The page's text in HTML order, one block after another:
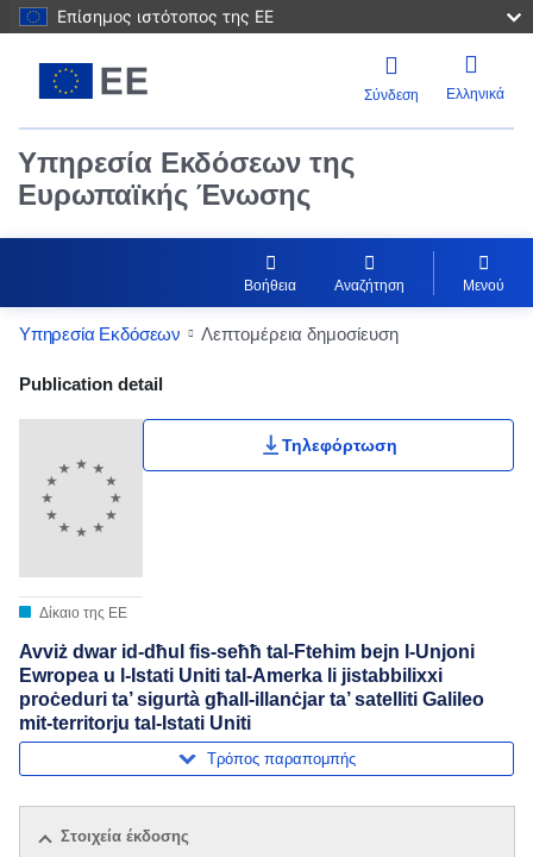
Επίσημος ιστότοπος της ΕΕ
Σύνδεση Ελληνικά
Υπηρεσία Εκδόσεων της
Ευρωπαϊκής Ένωσης
Βοήθεια Αναζήτηση Μενού
Υπηρεσία Εκδόσεων Λεπτομέρεια δημοσίευση
Publication Detail Actions Portlet
Publication detail
Δίκαιο της ΕΕ
Τηλεφόρτωση
Avviż dwar id-dħul fis-seħħ tal-Ftehim bejn l-Unjoni
Ewropea u l-Istati Uniti tal-Amerka li jistabbilixxi
proċeduri ta’ sigurtà għall-illanċjar ta’ satelliti Galileo
mit-territorju tal-Istati Uniti
Τρόπος παραπομπής
Στοιχεία έκδοσης